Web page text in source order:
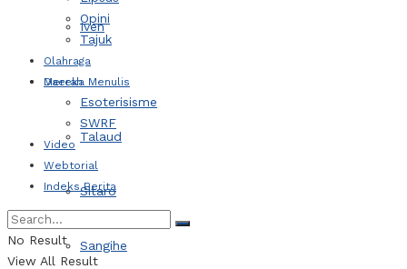
Iven
Daerah
Talaud
Sitaro
Sangihe
Opini
Tajuk
Olahraga
Mereka Menulis
Esoterisisme
SWRF
Video
Webtorial
Indeks Berita
No Result
View All Result